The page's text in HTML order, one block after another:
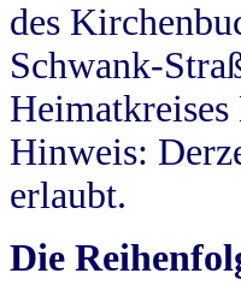
des
Schwank-
Hinweis:
erlaubt.
Die